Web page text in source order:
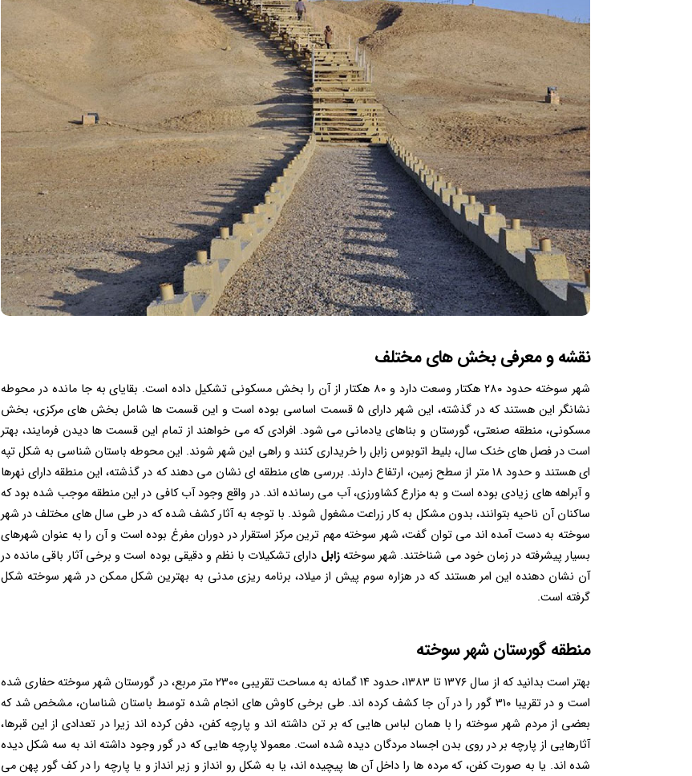
نقشه و معرفی بخش های مختلف
شهر سوخته حدود ۲۸۰ هکتار وسعت دارد و ۸۰ هکتار از آن را بخش مسکونی تشکیل داده است. بقایای به جا مانده در محوطه
نشانگر این هستند که در گذشته، این شهر دارای ۵ قسمت اساسی بوده است و این قسمت ها شامل بخش های مرکزی، بخش
مسکونی، منطقه صنعتی، گورستان و بناهای یادمانی می شود. افرادی که می خواهند از تمام این قسمت ها دیدن فرمایند، بهتر
است در فصل های خنک سال، بلیط اتوبوس زابل را خریداری کنند و راهی این شهر شوند. این محوطه باستان شناسی به شکل تپه
ای هستند و حدود ۱۸ متر از سطح زمین، ارتفاع دارند. بررسی های منطقه ای نشان می دهند که در گذشته، این منطقه دارای نهرها
و آبراهه های زیادی بوده است و به مزارع کشاورزی، آب می رسانده اند.‌ در واقع وجود آب کافی در این منطقه موجب شده بود که
ساکنان آن ناحیه بتوانند، بدون مشکل به کار زراعت مشغول شوند. با توجه به آثار کشف شده که در طی سال‌ های مختلف در شهر
سوخته به دست آمده اند می‌ توان گفت، شهر سوخته مهم‌ ترین مرکز استقرار در دوران مفرغ بوده است و آن را به عنوان شهرهای
بسیار پیشرفته در زمان خود می شناختند. شهر سوختهزابل دارای تشکیلات با نظم و دقیقی بوده است و برخی آثار باقی‌ مانده در
آن نشان دهنده این امر هستند که در هزاره سوم پیش از میلاد، برنامه‌ ریزی مدنی به بهترین شکل ممکن در شهر سوخته شکل
گرفته است.
منطقه گورستان شهر سوخته
بهتر است بدانید که از سال ۱۳۷۶ تا ۱۳۸۳، حدود ۱۴ گمانه به مساحت تقریبی ۲۳۰۰ متر مربع، در گورستان شهر سوخته حفاری شده
است و در تقریبا ۳۱۰ گور را در آن جا کشف کرده اند. طی برخی کاوش ‌های انجام شده توسط باستان شناسان، مشخص شد که
بعضی از مردم شهر سوخته را با همان لباس هایی که بر تن داشته اند و پارچه کفن، دفن کرده اند زیرا در تعدادی از این قبرها،
آثارهایی از پارچه بر در روی بدن اجساد مردگان دیده شده است. معمولا پارچه هایی که در گور وجود داشته اند به سه شکل دیده
شده اند. یا به صورت کفن، که مرده‌ ها را داخل آن ها پیچیده اند، یا به شکل رو انداز و زیر انداز و یا پارچه را در کف گور پهن می